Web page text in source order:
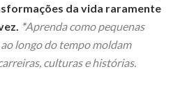
da vida raramente
*Aprenda como pequenas
longo do tempo moldam
culturas e histórias.